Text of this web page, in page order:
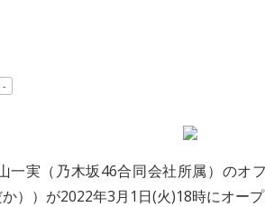
-
一実（乃木坂46合同会社所属）のオ
））が2022年3月1日(火)18時にオープ